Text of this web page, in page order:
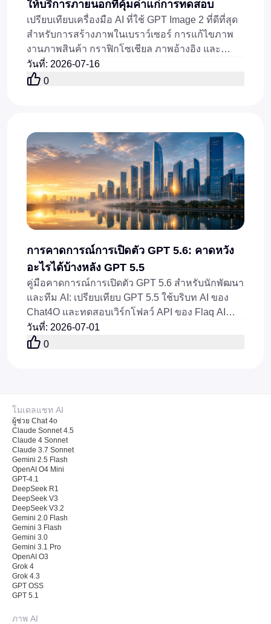
ให้บริการภายนอกที่คุ้มค่าแก่การทดสอบ
เปรียบเทียบเครื่องมือ AI ที่ใช้ GPT Image 2 ที่ดีที่สุด
สำหรับการสร้างภาพในเบราว์เซอร์ การแก้ไขภาพ
งานภาพสินค้า กราฟิกโซเชียล ภาพอ้างอิง และ
เวิร์กโฟลว์ผ่าน API ในปี 2026
วันที่: 2026-07-16
0
การคาดการณ์การเปิดตัว GPT 5.6: คาดหวัง
อะไรได้บ้างหลัง GPT 5.5
คู่มือคาดการณ์การเปิดตัว GPT 5.6 สำหรับนักพัฒนา
และทีม AI: เปรียบเทียบ GPT 5.5 ใช้บริบท AI ของ
Chat4O และทดสอบเวิร์กโฟลว์ API ของ Flaq AI
GPT 5.5 ก่อนเปิดตัว
วันที่: 2026-07-01
0
โมเดลแชท AI
ผู้ช่วย Chat 4o
Claude Sonnet 4.5
Claude 4 Sonnet
Claude 3.7 Sonnet
Gemini 2.5 Flash
OpenAI O4 Mini
GPT-4.1
DeepSeek R1
DeepSeek V3
DeepSeek V3.2
Gemini 2.0 Flash
Gemini 3 Flash
Gemini 3.0
Gemini 3.1 Pro
OpenAI O3
Grok 4
Grok 4.3
GPT OSS
GPT 5.1
ภาพ AI